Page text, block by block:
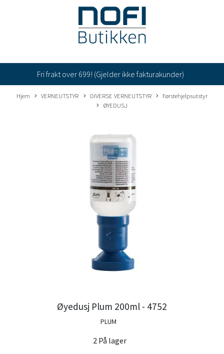
Fri frakt over 699! (Gjelder ikke fakturakunder)
Hjem VERNEUTSTYR DIVERSE VERNEUTSTYR
Førstehjelpsutstyr
ØYEDUSJ
Øyedusj Plum 200ml - 4752
PLUM
2 På lager